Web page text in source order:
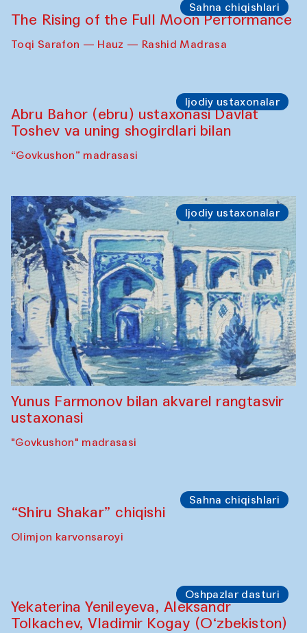
Sahna chiqishlari
The Rising of the Full Moon Performance
Toqi Sarafon — Hauz — Rashid Madrasa
Ijodiy ustaxonalar
Abru Bahor (ebru) ustaxonasi Davlat
Toshev va uning shogirdlari bilan
“Govkushon” madrasasi
Ijodiy ustaxonalar
Yunus Farmonov bilan akvarel rangtasvir
ustaxonasi
"Govkushon" madrasasi
Sahna chiqishlari
“Shiru Shakar” chiqishi
Olimjon karvonsaroyi
Oshpazlar dasturi
Yekaterina Yenileyeva, Aleksandr
Tolkachev, Vladimir Kogay (O‘zbekiston)